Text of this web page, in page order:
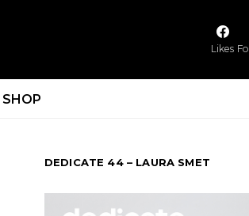
Likes
SHOP
DEDICATE 44 – LAURA SMET